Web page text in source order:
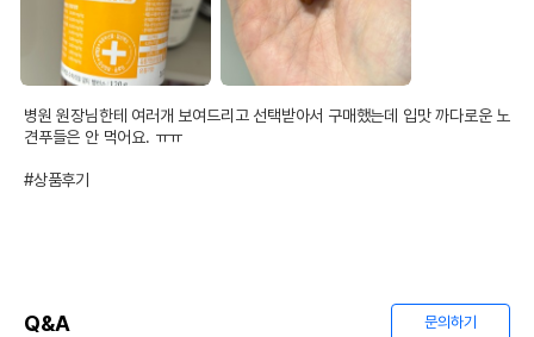
병원 원장님한테 여러개 보여드리고 선택받아서 구매했는데 입맛 까다로운 노
견푸들은 안 먹어요. ㅠㅠ
#상품후기
Q&A 문의하기